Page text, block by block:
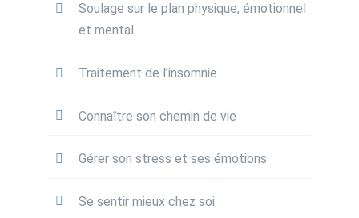
Soulage sur le plan physique, émotionnel
et mental
Traitement de l’insomnie
Connaître son chemin de vie
Gérer son stress et ses émotions
Se sentir mieux chez soi